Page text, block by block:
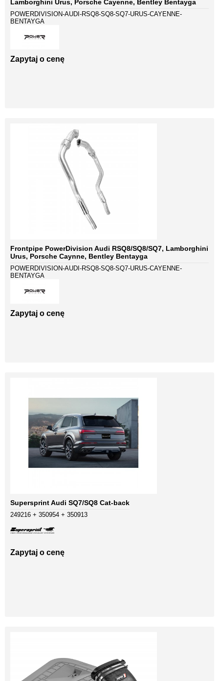
Lamborghini Urus, Porsche Cayenne, Bentley Bentayga
POWERDIVISION-AUDI-RSQ8-SQ8-SQ7-URUS-CAYENNE-
BENTAYGA
Zapytaj o cenę
Frontpipe PowerDivision Audi RSQ8/SQ8/SQ7, Lamborghini
Urus, Porsche Caynne, Bentley Bentayga
POWERDIVISION-AUDI-RSQ8-SQ8-SQ7-URUS-CAYENNE-
BENTAYGA
Zapytaj o cenę
Supersprint Audi SQ7/SQ8 Cat-back
249216 + 350954 + 350913
Zapytaj o cenę